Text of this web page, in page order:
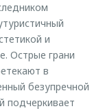
и
Острые грани
в
безупречной
подчеркивает